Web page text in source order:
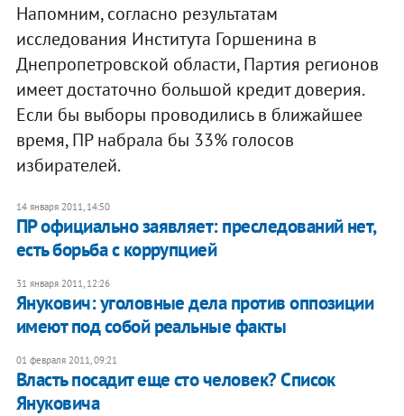
Напомним, согласно результатам
исследования Института Горшенина в
Днепропетровской области, Партия регионов
имеет достаточно большой кредит доверия.
Если бы выборы проводились в ближайшее
время, ПР набрала бы 33% голосов
избирателей.
14 января 2011, 14:50
​ПР официально заявляет: преследований нет,
есть борьба с коррупцией
31 января 2011, 12:26
Янукович: уголовные дела против оппозиции
имеют под собой реальные факты
01 февраля 2011, 09:21
Власть посадит еще сто человек? Список
Януковича